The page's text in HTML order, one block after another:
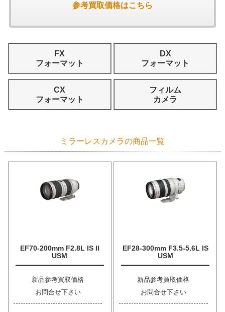
参考買取価格はこちら
FX
フォーマット
DX
フォーマット
CX
フォーマット
フィルム
カメラ
ミラーレスカメラの商品一覧
EF70-200mm F2.8L IS II
USM
新品参考買取価格
お問合せ下さい
EF28-300mm F3.5-5.6L IS
USM
新品参考買取価格
お問合せ下さい